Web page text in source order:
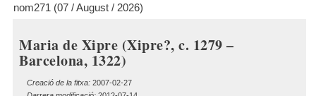
nom271 (07 / August / 2026)
Maria de Xipre (Xipre?, c. 1279 –
Barcelona, 1322)
Creació de la fitxa: 2007-02-27